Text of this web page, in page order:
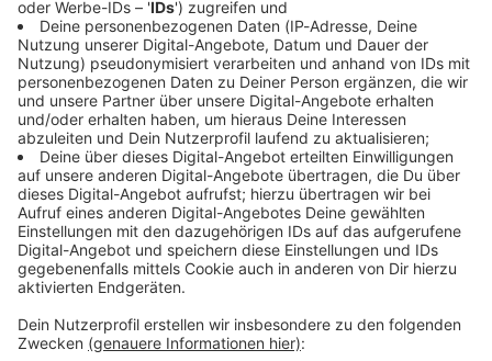
Immer auf dem Laufenden
bleiben!
Verpass' nichts mehr - mit unserem kostenlosen
ANTENNE BAYERN Newsletter. Ob Nachrichten,
Lifestyle oder unsere neuesten Aktionen - wir
informieren dich.